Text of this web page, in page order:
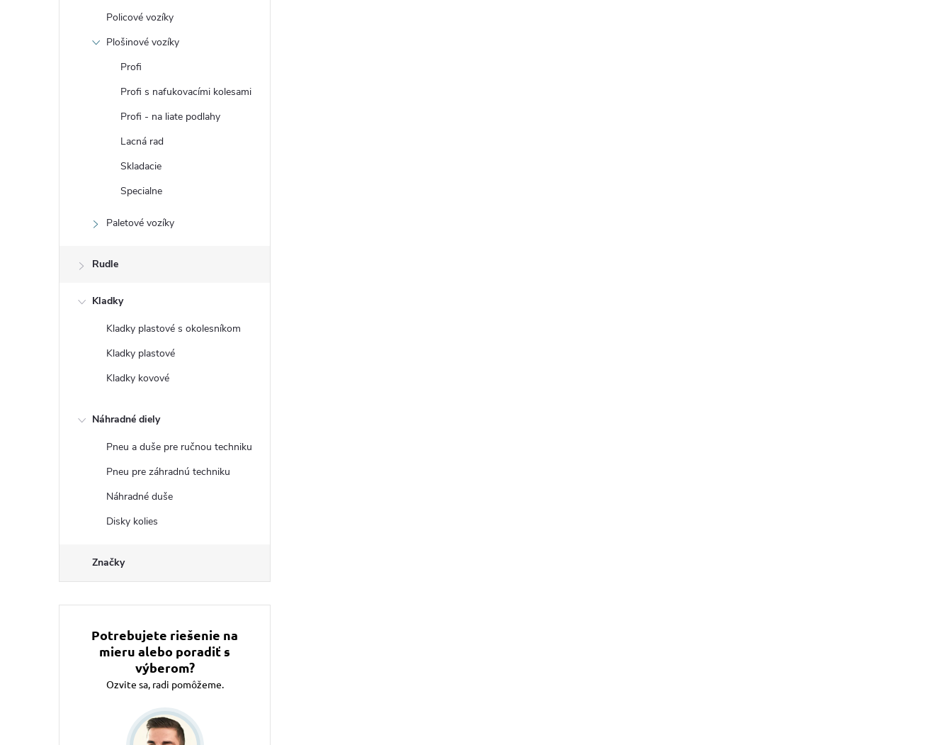
Policové vozíky
Plošinové vozíky
Profi
Profi s nafukovacími kolesami
Profi - na liate podlahy
Lacná rad
Skladacie
Specialne
Paletové vozíky
Rudle
Kladky
Kladky plastové s okolesníkom
Kladky plastové
Kladky kovové
Náhradné diely
Pneu a duše pre ručnou techniku
Pneu pre záhradnú techniku
Náhradné duše
Disky kolies
Značky
Potrebujete riešenie na
mieru alebo poradiť s
výberom?
Ozvite sa, radi pomôžeme.